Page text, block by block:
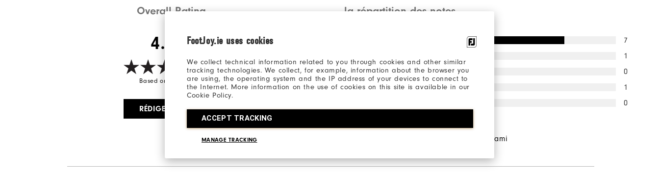
FootJoy.ie uses cookies
We collect technical information related to you through cookies and other similar
tracking technologies. We collect, for example, information about the browser you
are using, the operating system and the IP address of your devices to connect to
the Internet. More information on the use of cookies on this site is available in our
Cookie Policy.
ACCEPT TRACKING
MANAGE TRACKING
Overall Rating
4.6/5
Based on 9 Review(s)
RÉDIGER UN AVIS
la répartition des notes
7
1
3 Etoiles
0
2 Etoiles
1
0
86%
des répondants
recommanderaient à un ami